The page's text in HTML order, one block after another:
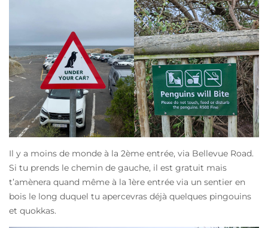
Il y a moins de monde à la 2ème entrée, via Bellevue Road.
Si tu prends le chemin de gauche, il est gratuit mais
t’amènera quand même à la 1ère entrée via un sentier en
bois le long duquel tu apercevras déjà quelques pingouins
et quokkas.